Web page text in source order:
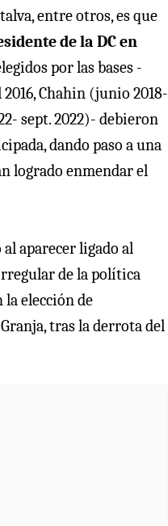
entre otros, es que
de la DC en
por las bases -
Chahin (junio 2018-
sept. 2022)- debieron
dando paso a una
logrado enmendar el
aparecer ligado al
de la política
la elección de
tras la derrota del